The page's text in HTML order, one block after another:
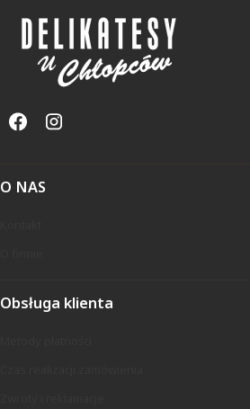
Linki w stopce
O NAS
Obsługa klienta